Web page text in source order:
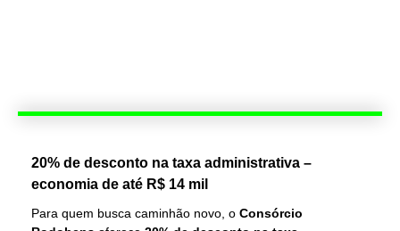
20% de desconto na taxa administrativa –
economia de até R$ 14 mil
Para quem busca caminhão novo, o Consórcio